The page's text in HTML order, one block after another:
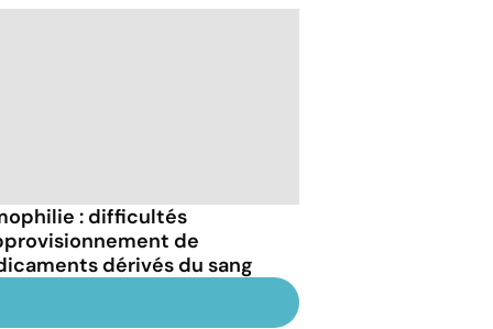
: difficultés
de
dérivés du sang